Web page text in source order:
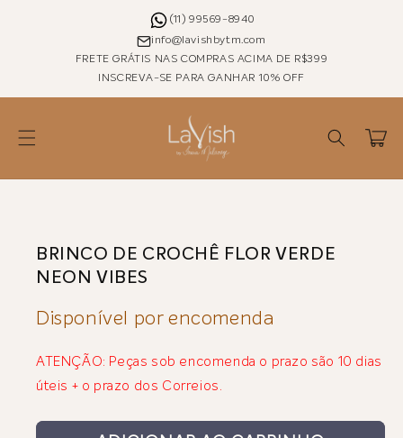
(11) 99569-8940
info@lavishbytm.com
FRETE GRÁTIS NAS COMPRAS ACIMA DE R$399
INSCREVA-SE PARA GANHAR 10% OFF
Carrinho
BRINCO DE CROCHÊ FLOR VERDE
NEON VIBES
Disponível por encomenda
ATENÇÃO: Peças sob encomenda o prazo são 10 dias
úteis + o prazo dos Correios.